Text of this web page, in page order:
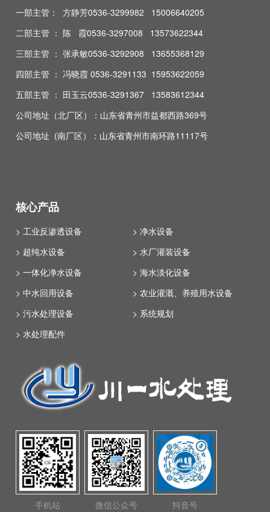
一部主管： 方静芳0536-3299982 15006640205
二部主管 ： 陈 霞0536-3297008 13573622344
三部主管 ： 张承敏0536-3292908 13655368129
四部主管 ： 冯晓霞 0536-3291133 15953622059
五部主管 ： 田玉云0536-3291367 13583612344
公司地址（北厂区）：山东省青州市益都西路369号
公司地址 (南厂区）：山东省青州市南环路11117号
核心产品
> 工业反渗透设备
> 净水设备
> 超纯水设备
> 水厂灌装设备
> 一体化净水设备
> 海水淡化设备
> 中水回用设备
> 农业灌溉、养殖用水设备
> 污水处理设备
> 系统规划
> 水处理配件
手机站 微信公众号 抖音号